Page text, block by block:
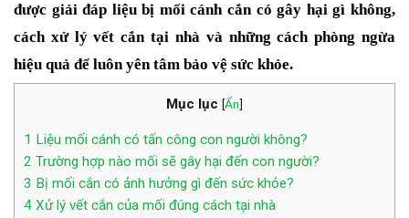
được giải đáp liệu bị mối cánh cắn có gây hại gì không,
cách xử lý vết cắn tại nhà và những cách phòng ngừa
hiệu quả để luôn yên tâm bảo vệ sức khỏe.
Mục lục [Ẩn]
1 Liệu mối cánh có tấn công con người không?
2 Trường hợp nào mối sẽ gây hại đến con người?
3 Bị mối cắn có ảnh hưởng gì đến sức khỏe?
4 Xử lý vết cắn của mối đúng cách tại nhà